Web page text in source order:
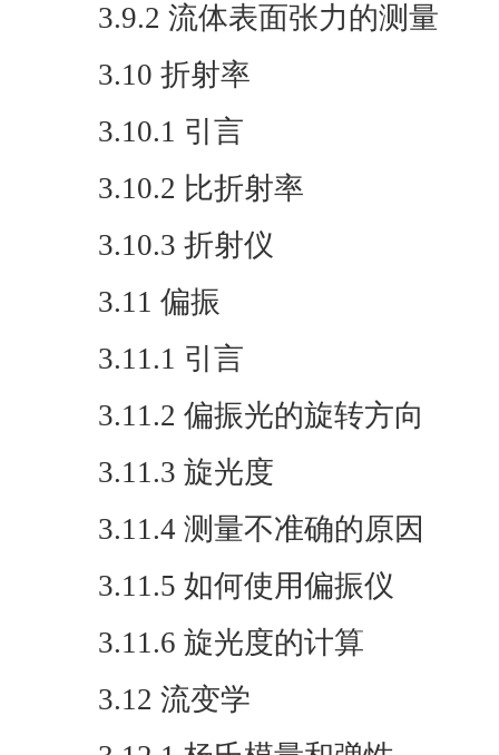
3.9.2 流体表面张力的测量
3.10 折射率
3.10.1 引言
3.10.2 比折射率
3.10.3 折射仪
3.11 偏振
3.11.1 引言
3.11.2 偏振光的旋转方向
3.11.3 旋光度
3.11.4 测量不准确的原因
3.11.5 如何使用偏振仪
3.11.6 旋光度的计算
3.12 流变学